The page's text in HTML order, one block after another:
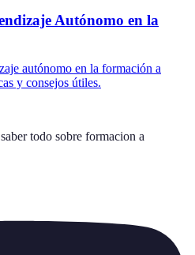
Autónomo en la
autónomo en la formación a
y consejos útiles.
todo sobre formacion a